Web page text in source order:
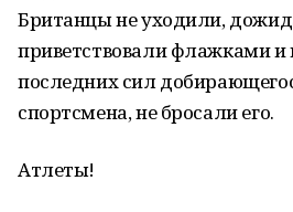
Британцы не уходили,
приветствовали флажками и
последних сил
спортсмена, не бросали его.
Атлеты!